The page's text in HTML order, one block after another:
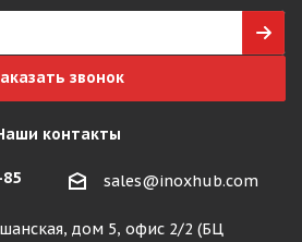
звонок
контакты
sales@inoxhub.com
дом 5, офис 2/2 (БЦ